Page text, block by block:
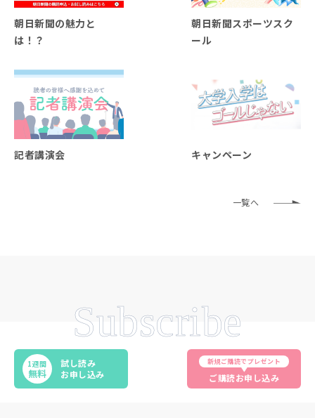
朝日新聞の魅力と
は！？
朝日新聞スポーツスク
ール
記者講演会 キャンペーン
一覧へ
Subscribe
1週間
無料
試し読み
お申し込み
新規ご購読でプレゼント
ご購読お申し込み